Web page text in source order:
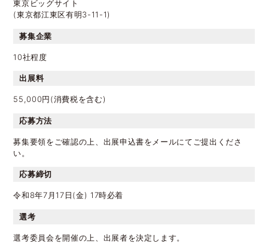
東京ビッグサイト
(東京都江東区有明3-11-1)
募集企業
10社程度
出展料
55,000円(消費税を含む)
応募方法
募集要領をご確認の上、出展申込書をメールにてご提出くださ
い。
応募締切
令和8年7月17日(金) 17時必着
選考
選考委員会を開催の上、出展者を決定します。